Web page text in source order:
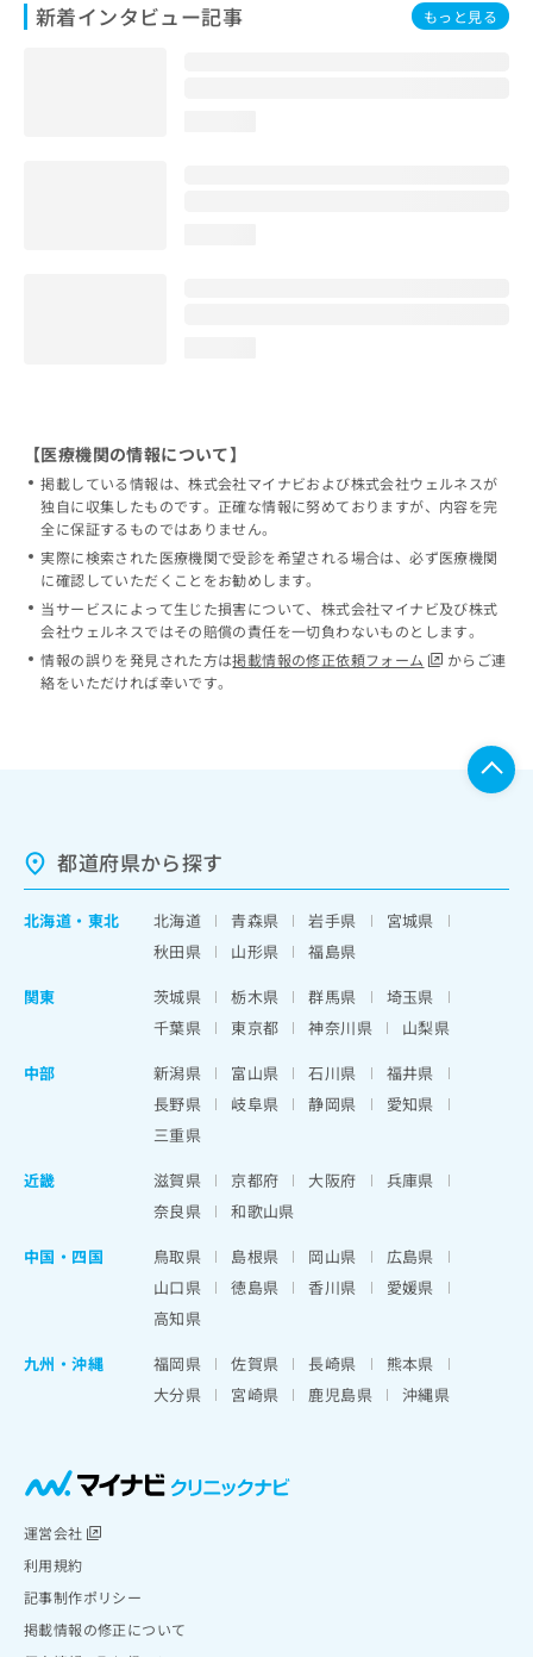
新着インタビュー記事 もっと見る
【医療機関の情報について】
掲載している情報は、株式会社マイナビおよび株式会社ウェルネスが
独自に収集したものです。正確な情報に努めておりますが、内容を完
全に保証するものではありません。
実際に検索された医療機関で受診を希望される場合は、必ず医療機関
に確認していただくことをお勧めします。
当サービスによって生じた損害について、株式会社マイナビ及び株式
会社ウェルネスではその賠償の責任を一切負わないものとします。
情報の誤りを発見された方は掲載情報の修正依頼フォーム
からご連
絡をいただければ幸いです。
都道府県から探す
北海道 ・ 東北 北海道 青森県 岩手県
宮城県
秋田県
山形県
福島県
関東
茨城県 栃木県 群馬県
埼玉県
千葉県
東京都 神奈川県
山梨県
中部
新潟県 富山県 石川県
福井県
長野県
岐阜県 静岡県
愛知県
三重県
近畿
滋賀県 京都府 大阪府
兵庫県
奈良県
和歌山県
中国・四国
鳥取県 島根県 岡山県
広島県
山口県
徳島県 香川県
愛媛県
高知県
九州・沖縄
福岡県 佐賀県 長崎県
熊本県
大分県
宮崎県 鹿児島県 沖縄県
運営会社
利用規約
記事制作ポリシー
掲載情報の修正について